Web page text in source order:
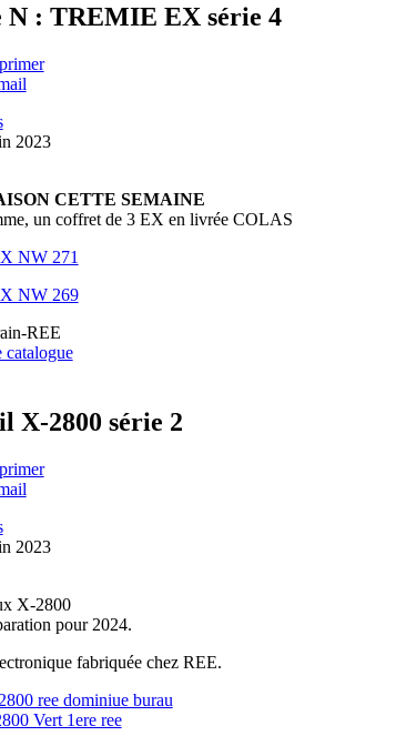
N : TREMIE EX série 4
2023
CETTE SEMAINE
un coffret de 3 EX en livrée COLAS
catalogue
X-2800 série 2
2023
X-2800
pour 2024.
fabriquée chez REE.